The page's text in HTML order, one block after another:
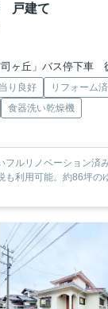
戸建て
ヶ丘」バス停下車
り良好 リフォーム済
食器洗い乾燥機
フルリノベーション済
も利用可能。約86坪の